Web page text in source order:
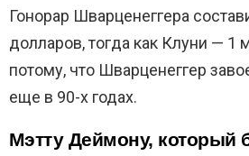
Гонорар Шварценеггера
долларов, тогда как Клуни — 1
потому, что Шварценеггер
еще в 90-х годах.
Мэтту Деймону, который